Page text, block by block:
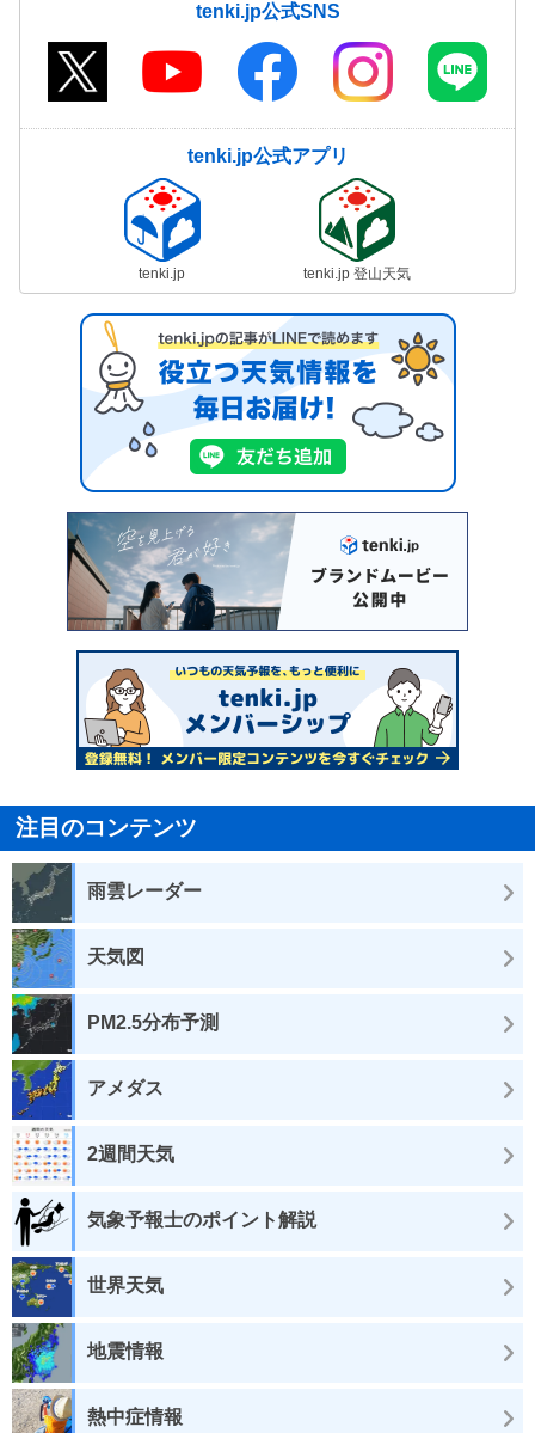
tenki.jp公式SNS
tenki.jp公式アプリ
tenki.jp tenki.jp 登山天気
注目のコンテンツ
雨雲レーダー
天気図
PM2.5分布予測
アメダス
2週間天気
気象予報士のポイント解説
世界天気
地震情報
熱中症情報